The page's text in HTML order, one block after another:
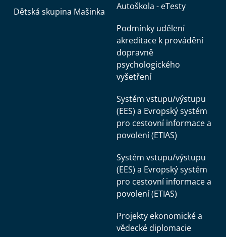
Dětská skupina Mašinka
Autoškola - eTesty
Podmínky udělení
akreditace k provádění
dopravně
psychologického
vyšetření
Systém vstupu/výstupu
(EES) a Evropský systém
pro cestovní informace a
povolení (ETIAS)
Systém vstupu/výstupu
(EES) a Evropský systém
pro cestovní informace a
povolení (ETIAS)
Projekty ekonomické a
vědecké diplomacie